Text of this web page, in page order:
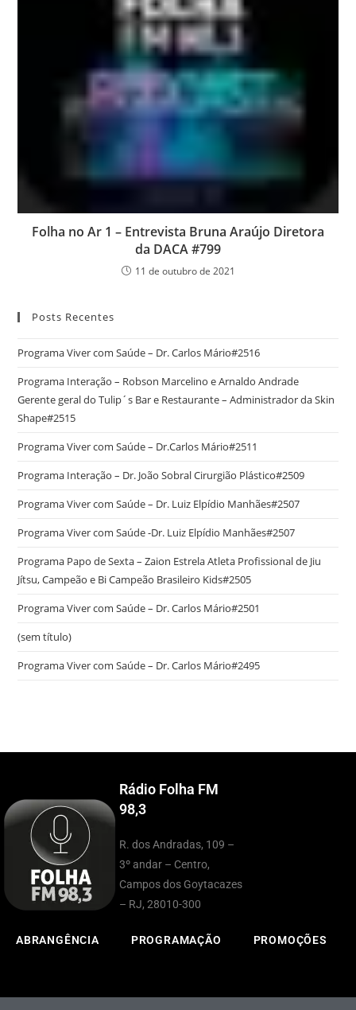
Folha no Ar 1 – Entrevista Bruna Araújo Diretora
da DACA #799
11 de outubro de 2021
Posts Recentes
Programa Viver com Saúde – Dr. Carlos Mário#2516
Programa Interação – Robson Marcelino e Arnaldo Andrade
Gerente geral do Tulip´s Bar e Restaurante – Administrador da Skin
Shape#2515
Programa Viver com Saúde – Dr.Carlos Mário#2511
Programa Interação – Dr. João Sobral Cirurgião Plástico#2509
Programa Viver com Saúde – Dr. Luiz Elpídio Manhães#2507
Programa Viver com Saúde -Dr. Luiz Elpídio Manhães#2507
Programa Papo de Sexta – Zaion Estrela Atleta Profissional de Jiu
Jítsu, Campeão e Bi Campeão Brasileiro Kids#2505
Programa Viver com Saúde – Dr. Carlos Mário#2501
(sem título)
Programa Viver com Saúde – Dr. Carlos Mário#2495
Rádio Folha FM
98,3
R. dos Andradas, 109 –
3º andar – Centro,
Campos dos Goytacazes
– RJ, 28010-300
ABRANGÊNCIA PROGRAMAÇÃO PROMOÇÕES